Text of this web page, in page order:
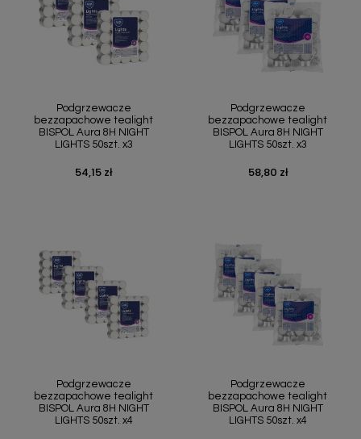
Podgrzewacze
bezzapachowe tealight
BISPOL Aura 8H NIGHT
LIGHTS 50szt. x3
Cena
54,15 zł
Podgrzewacze
bezzapachowe tealight
BISPOL Aura 8H NIGHT
LIGHTS 50szt. x3
Cena
58,80 zł
Podgrzewacze
bezzapachowe tealight
BISPOL Aura 8H NIGHT
LIGHTS 50szt. x4
Podgrzewacze
bezzapachowe tealight
BISPOL Aura 8H NIGHT
LIGHTS 50szt. x4